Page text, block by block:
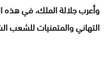
وأعرب جلالة الملك، في هذه
التهاني والمتمنيات للشعب